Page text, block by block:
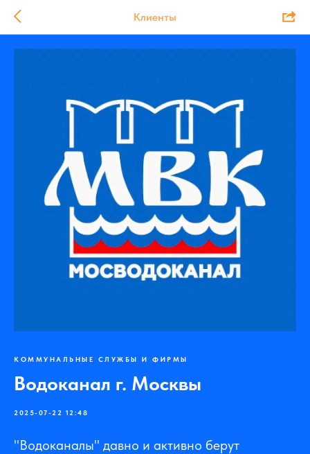
Клиенты
КОММУНАЛЬНЫЕ СЛУЖБЫ И ФИРМЫ
Водоканал г. Москвы
2025-07-22 12:48
"Водоканалы" давно и активно берут